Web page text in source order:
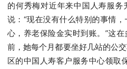
的何秀梅对近年来中国人寿服
说：“现在没有什么特别的事情
心，养老保险金实时到账。”这
前，她每个月都要坐好几站的公
区的中国人寿客户服务中心领取